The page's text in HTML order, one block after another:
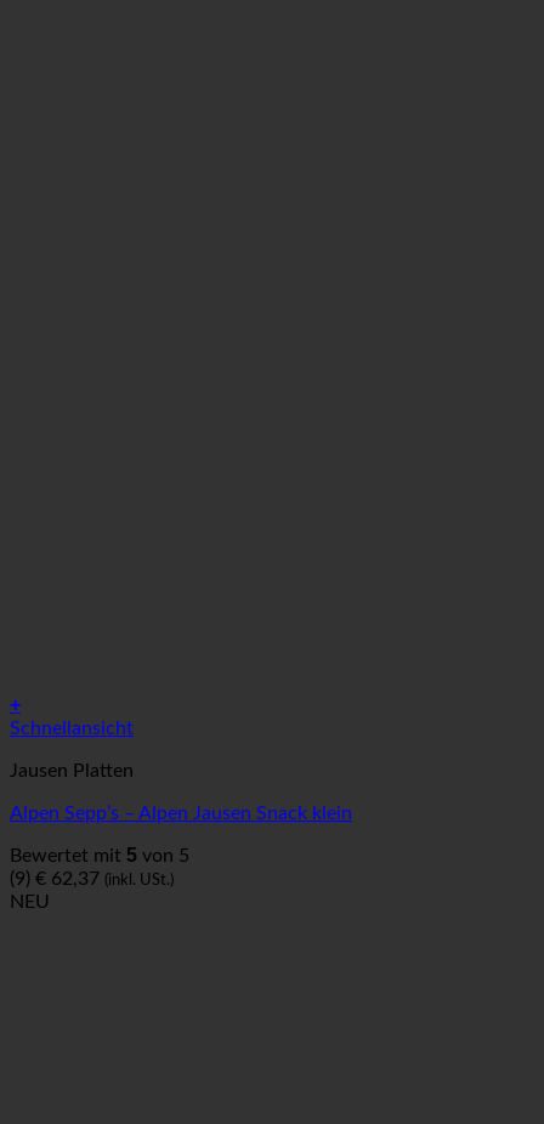
+
Schnellansicht
Jausen Platten
Alpen Sepp’s – Alpen Jausen Snack klein
Bewertet mit 5 von 5
(9) € 62,37 (inkl. USt.)
NEU